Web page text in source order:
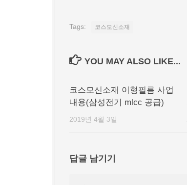
Tags: 코스모신소재
YOU MAY ALSO LIKE...
코스모신소재 이형필름 사업
내용(삼성전기 mlcc 공급)
2019년 4월 3일
답글 남기기